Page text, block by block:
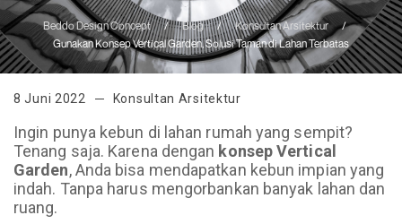
Beddo Design Concept / Blog / Konsultan Arsitektur
/
Gunakan Konsep Vertical Garden, Solusi Taman di Lahan Terbatas
8 Juni 2022 Konsultan Arsitektur
Ingin punya kebun di lahan rumah yang sempit?
Tenang saja. Karena dengan konsep Vertical
Garden, Anda bisa mendapatkan kebun impian yang
indah. Tanpa harus mengorbankan banyak lahan dan
ruang.